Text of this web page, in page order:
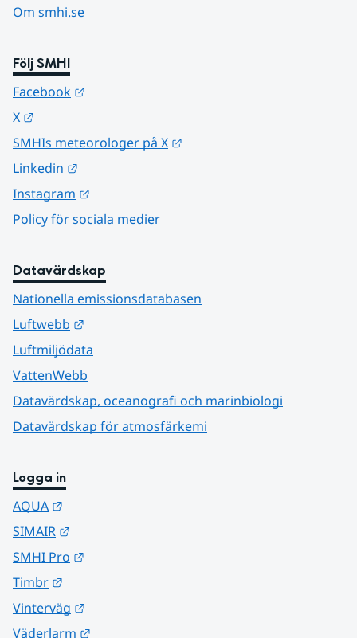
Om smhi.se
Följ SMHI
Facebook
X
SMHIs meteorologer på X
Linkedin
Instagram
Policy för sociala medier
Datavärdskap
Nationella emissionsdatabasen
Luftwebb
Luftmiljödata
VattenWebb
Datavärdskap, oceanografi och marinbiologi
Datavärdskap för atmosfärkemi
Logga in
AQUA
SIMAIR
SMHI Pro
Timbr
Vinterväg
Väderlarm